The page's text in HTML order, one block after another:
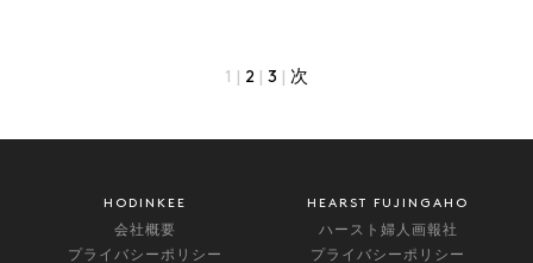
1 2 3 次
HODINKEE
会社概要
プライバシーポリシー
HEARST FUJINGAHO
ハースト婦人画報社
プライバシーポリシー